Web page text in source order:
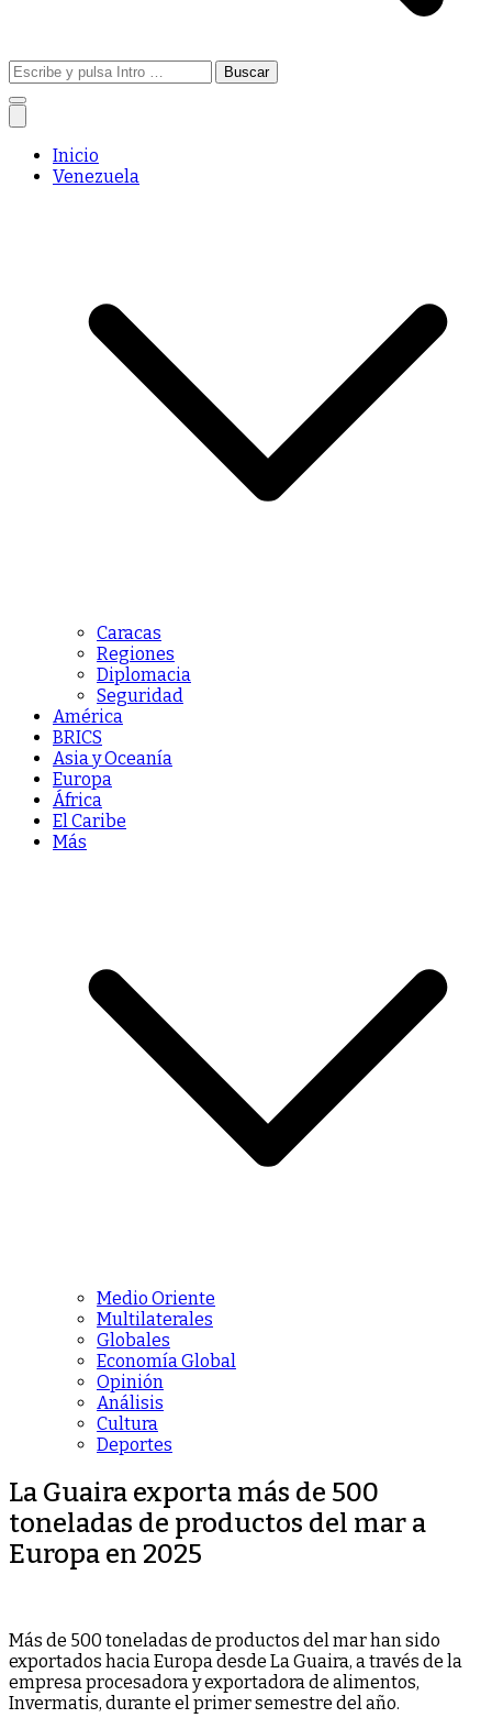
Buscar:
Inicio
Venezuela
Caracas
Regiones
Diplomacia
Seguridad
América
BRICS
Asia y Oceanía
Europa
África
El Caribe
Más
Medio Oriente
Multilaterales
Globales
Economía Global
Opinión
Análisis
Cultura
Deportes
La Guaira exporta más de 500
toneladas de productos del mar a
Europa en 2025
Más de 500 toneladas de productos del mar han sido
exportados hacia Europa desde La Guaira, a través de la
empresa procesadora y exportadora de alimentos,
Invermatis, durante el primer semestre del año.